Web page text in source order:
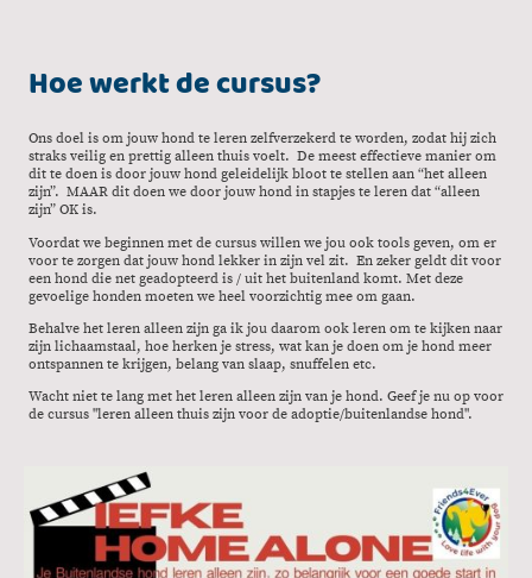
Hoe werkt de cursus?
Ons doel is om jouw hond te leren zelfverzekerd te worden, zodat hij zich
straks veilig en prettig alleen thuis voelt. De meest effectieve manier om
dit te doen is door jouw hond geleidelijk bloot te stellen aan “het alleen
zijn”. MAAR dit doen we door jouw hond in stapjes te leren dat “alleen
zijn” OK is.
Voordat we beginnen met de cursus willen we jou ook tools geven, om er
voor te zorgen dat jouw hond lekker in zijn vel zit. En zeker geldt dit voor
een hond die net geadopteerd is / uit het buitenland komt. Met deze
gevoelige honden moeten we heel voorzichtig mee om gaan.
Behalve het leren alleen zijn ga ik jou daarom ook leren om te kijken naar
zijn lichaamstaal, hoe herken je stress, wat kan je doen om je hond meer
ontspannen te krijgen, belang van slaap, snuffelen etc.
Wacht niet te lang met het leren alleen zijn van je hond. Geef je nu op voor
de cursus "leren alleen thuis zijn voor de adoptie/buitenlandse hond".